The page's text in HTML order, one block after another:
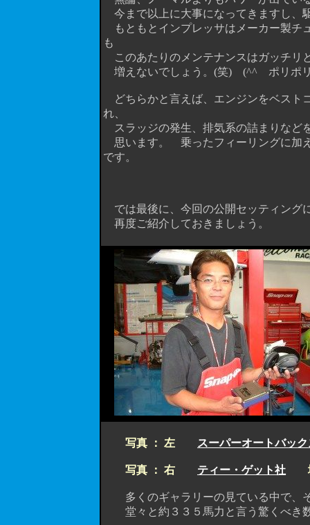
今まで以上に大事になってきますし、
もともとインプレッサはメーカー製チ
も
このあたりのメンテナンスはガッチリ
増えないでしょう。(笑) (^^ゞポリポ
どちらかと言えば、エンジンをベスト
れ、
スラッジの発生、排気系の詰まりなど
思います。 乗ったフィーリングに加
です。
では最後に、今回の公開セッティング
再度ご紹介しておきましょう。
写真 ： 左 スーパーオートバック
写真 ： 右 ティー・ゲット社
多くのギャラリーの見ている中で、
堂々と約３３５馬力と言う驚くべき